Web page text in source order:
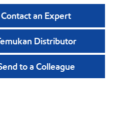
Contact an Expert
Distributor
to a Colleague